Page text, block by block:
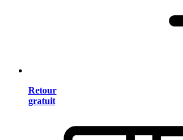
Retour
gratuit